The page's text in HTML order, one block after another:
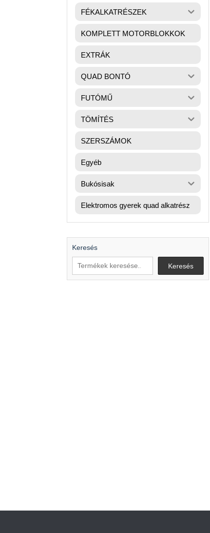
FÉKALKATRÉSZEK
KOMPLETT MOTORBLOKKOK
EXTRÁK
QUAD BONTÓ
FUTÓMŰ
TÖMÍTÉS
SZERSZÁMOK
Egyéb
Bukósisak
Elektromos gyerek quad alkatrész
Keresés
Keresés